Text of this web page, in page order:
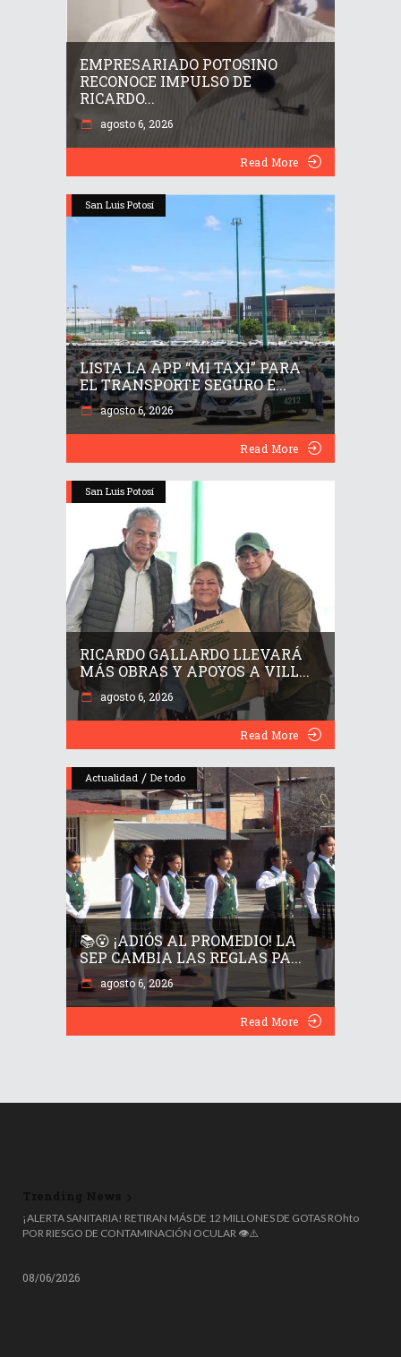
EMPRESARIADO POTOSINO
RECONOCE IMPULSO DE
RICARDO...
agosto 6, 2026
Read More
San Luis Potosí
LISTA LA APP “MI TAXI” PARA
EL TRANSPORTE SEGURO E...
agosto 6, 2026
Read More
San Luis Potosí
RICARDO GALLARDO LLEVARÁ
MÁS OBRAS Y APOYOS A VILL...
agosto 6, 2026
Read More
Actualidad / De todo
📚😮 ¡ADIÓS AL PROMEDIO! LA
SEP CAMBIA LAS REGLAS PA...
agosto 6, 2026
Read More
🧼♻️ ¡NO LO TIRES AL DRENAJE! LA UNAM CONVIERTE ACEITE USADO
EN JABÓN ECOLÓGICO
08/06/2026